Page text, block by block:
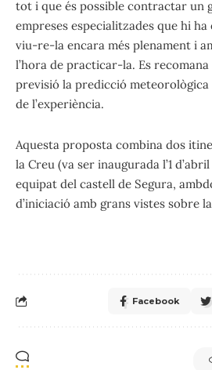
tot i que és possible contractar un
empreses especialitzades que hi
viu-re-la encara més plenament i
l’hora de practicar-la. Es
previsió la predicció
de l’experiència.
Aquesta proposta combina dos
la Creu (va ser inaugurada l’1
equipat del castell de Segura,
d’iniciació amb grans vistes sobre
Facebook